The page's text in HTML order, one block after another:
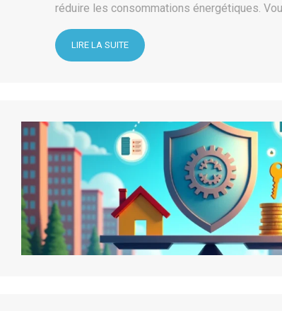
réduire les consommations énergétiques.
LIRE LA SUITE